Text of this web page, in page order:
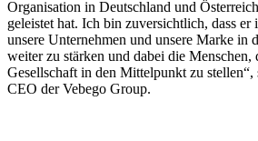
Organisation in Deutschland und
geleistet hat. Ich bin zuversichtlich, dass
unsere Unternehmen und unsere Marke in
weiter zu stärken und dabei die
Gesellschaft in den Mittelpunkt zu stellen“,
CEO der Vebego Group.